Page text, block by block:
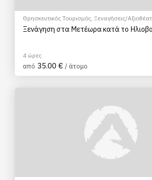
Θρησκευτικός Τουρισμός, Ξεναγήσεις/
Πόλης
Πολιτιστικά - Πολιτισμικά
Ξενάγηση στα Μετέωρα κατά το
4 ώρες
από 35.00 € / άτομο